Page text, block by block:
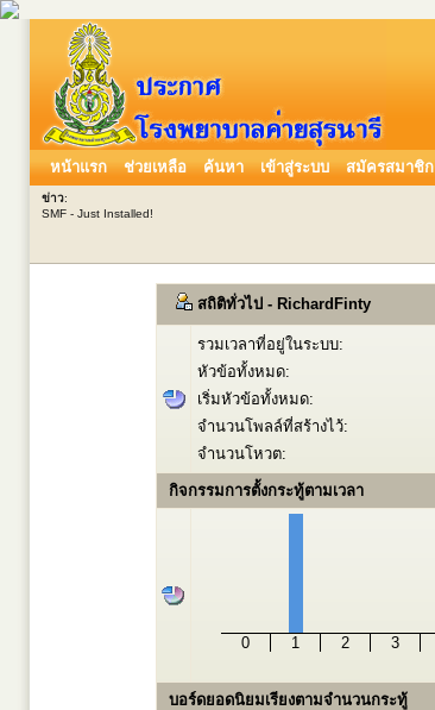
หน้าแรก ช่วยเหลือ ค้นหา เข้าสู่ระบบ สมัครสมาชิก
ข่าว:
SMF - Just Installed!
สถิติทั่วไป - RichardFinty
รวมเวลาที่อยู่ในระบบ:
หัวข้อทั้งหมด:
เริ่มหัวข้อทั้งหมด:
จำนวนโพลล์ที่สร้างไว้:
จำนวนโหวต:
กิจกรรมการตั้งกระทู้ตามเวลา
0 1 2 3
บอร์ดยอดนิยมเรียงตามจำนวนกระทู้